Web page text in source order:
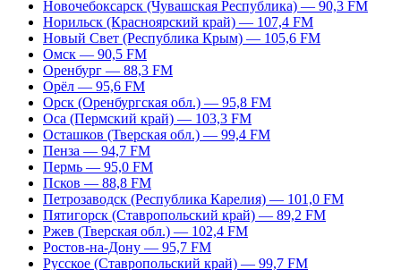
Новочебоксарск (Чувашская Республика) — 90,3 FM
Норильск (Красноярский край) — 107,4 FM
Новый Свет (Республика Крым) — 105,6 FM
Омск — 90,5 FM
Оренбург — 88,3 FM
Орёл — 95,6 FM
Орск (Оренбургская обл.) — 95,8 FM
Оса (Пермский край) — 103,3 FM
Осташков (Тверская обл.) — 99,4 FM
Пенза — 94,7 FM
Пермь — 95,0 FM
Псков — 88,8 FM
Петрозаводск (Республика Карелия) — 101,0 FM
Пятигорск (Ставропольский край) — 89,2 FM
Ржев (Тверская обл.) — 102,4 FM
Ростов-на-Дону — 95,7 FM
Русское (Ставропольский край) — 99,7 FM